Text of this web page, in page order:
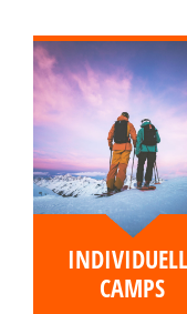
CAMPS